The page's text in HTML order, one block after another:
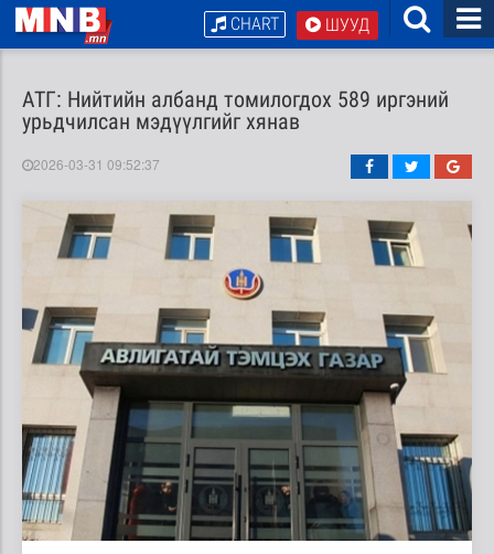
ШУУД
CHART
АТГ: Нийтийн албанд томилогдох 589 иргэний
урьдчилсан мэдүүлгийг хянав
2026-03-31 09:52:37